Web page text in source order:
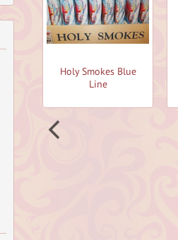
Holy Smokes Blue
Line